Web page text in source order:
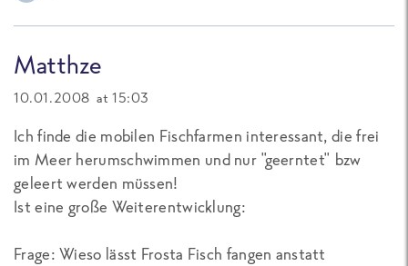
Matthze
10.01.2008 at 15:03
Ich finde die mobilen Fischfarmen interessant, die frei
im Meer herumschwimmen und nur "geerntet" bzw
geleert werden müssen!
Ist eine große Weiterentwicklung:
Frage: Wieso lässt Frosta Fisch fangen anstatt